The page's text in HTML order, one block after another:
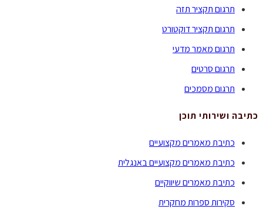
תרגום תקציר תזה
תרגום תקציר דוקטורט
תרגום מאמר מדעי
תרגום סרטים
תרגום מסמכים
כתיבה ושירותי תוכן
כתיבת מאמרים מקצועיים
כתיבת מאמרים מקצועיים באנגלית
כתיבת מאמרים שיווקיים
סקירות ספרות מחקרית